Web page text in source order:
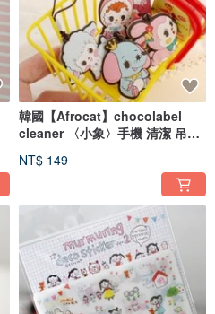
韓國【Afrocat】chocolabel
cleaner 〈小象〉手機 清潔 吊飾
NT$ 149